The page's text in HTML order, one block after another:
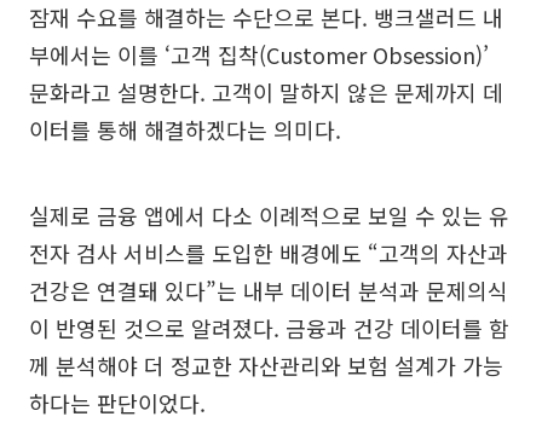
잠재 수요를 해결하는 수단으로 본다. 뱅크샐러드 내
부에서는 이를 ‘고객 집착(Customer Obsession)’
문화라고 설명한다. 고객이 말하지 않은 문제까지 데
이터를 통해 해결하겠다는 의미다.
실제로 금융 앱에서 다소 이례적으로 보일 수 있는 유
전자 검사 서비스를 도입한 배경에도 “고객의 자산과
건강은 연결돼 있다”는 내부 데이터 분석과 문제의식
이 반영된 것으로 알려졌다. 금융과 건강 데이터를 함
께 분석해야 더 정교한 자산관리와 보험 설계가 가능
하다는 판단이었다.